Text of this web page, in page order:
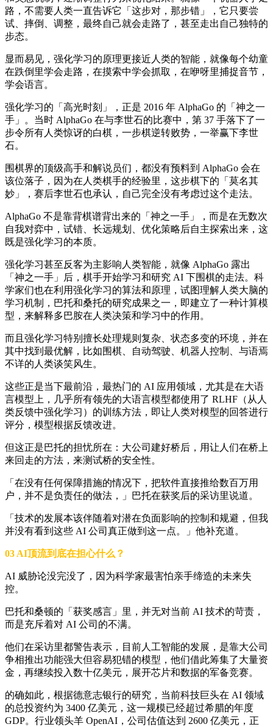
路，不需要人类一直告诉它「这步对，那步错」，它只要尝
试、摔倒、调整，最终自己就会走路了，甚至走出自己独特的
步态。
显而易见，强化学习的原理更接近人类的智能，就像每个幼童
在跌倒里学会走路，在摸索中学会抓取，在咿呀里捕捉音节，
学会语言。
强化学习的「高光时刻」，正是 2016 年 AlphaGo 的「神之一
手」。当时 AlphaGo 在与李世石的比赛中，第 37 手落下了一
步令所有人类惊讶的白棋，一步棋逆转败势，一举赢下李世
石。
围棋界的顶级高手和解说员们，都没有预料到 AlphaGo 会在
该位落子，因为在人类棋手的经验里，这步棋下的「莫名其
妙」，赛后李世石也承认，自己完全没有考虑过这个走法。
AlphaGo 不是靠背棋谱背出来的「神之一手」，而是在无数次
自我对弈中，试错、长远规划、优化策略后自主探索出来，这
既是强化学习的本质。
强化学习甚至反客为主影响人类智能，就像 AlphaGo 露出
「神之一手」后，棋手开始学习和研究 AI 下围棋的走法。科
学家们也在利用强化学习的算法和原理，试图理解人类大脑的
学习机制，巴托和桑托的研究成果之一，即建立了一种计算模
型，来解释多巴胺在人类决策和学习中的作用。
而且强化学习特别擅长处理规则复杂、状态多变的环境，并在
其中找到最优解，比如围棋、自动驾驶、机器人控制、与语焉
不详的人类谈笑风生。
这些正是当下最前沿，最热门的 AI 应用领域，尤其是在大语
言模型上，几乎所有领先的大语言模型都使用了 RLHF（从人
类反馈中强化学习）的训练方法，即让人类对模型的回答进行
评分，模型根据反馈改进。
但这正是巴托的担忧所在：大公司建好桥后，用让人们在桥上
来回走的方法，来测试桥的安全性。
「在没有任何保障措施的情况下，把软件直接推给数百万用
户，并不是负责任的做法，」巴托在获奖后的采访里说道。
「技术的发展本该伴随着对潜在负面影响的控制和规避，但我
并没有看到这些 AI 公司真正做到这一点。」他补充道。
03 AI顶流到底在担心什么？
AI 威胁论没完没了，因为科学家最害怕亲手缔造的未来失
控。
巴托和桑顿的「获奖感言」里，并无对当前 AI 技术的苛责，
而是充斥着对 AI 公司的不满。
他们在采访里都警告表示，目前人工智能的发展，是靠大公司
争相推出功能强大但容易犯错的模型，他们借此筹集了大量资
金，再继续投入数十亿美元，展开芯片和数据的军备竞赛。
的确如此，根据德意志银行的研究，当前科技巨头在 AI 领域
的总投资约为 3400 亿美元，这一规模已经超过希腊的年度
GDP。行业领头羊 OpenAI，公司估值达到 2600 亿美元，正